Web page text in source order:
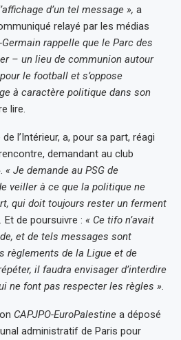
d’un tel message », a
relayé par les médias
rappelle que le Parc des
– un lieu de communion autour
le football et s’oppose
à caractère politique dans son
lire.
l’Intérieur, a, pour sa part, réagi
demandant au club
« Je demande au PSG de
veiller à ce que la politique ne
qui doit toujours rester un ferment
Et de poursuivre : « Ce tifo n’avait
et de tels messages sont
règlements de la Ligue et de
il faudra envisager d’interdire
ne font pas respecter les règles ».
CAPJPO-EuroPalestine a déposé
administratif de Paris pour